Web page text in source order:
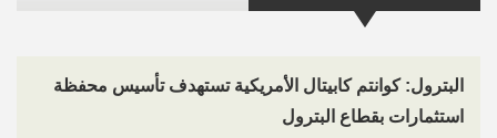
البترول: كوانتم كابيتال الأمريكية تستهدف تأسيس محفظة
استثمارات بقطاع البترول